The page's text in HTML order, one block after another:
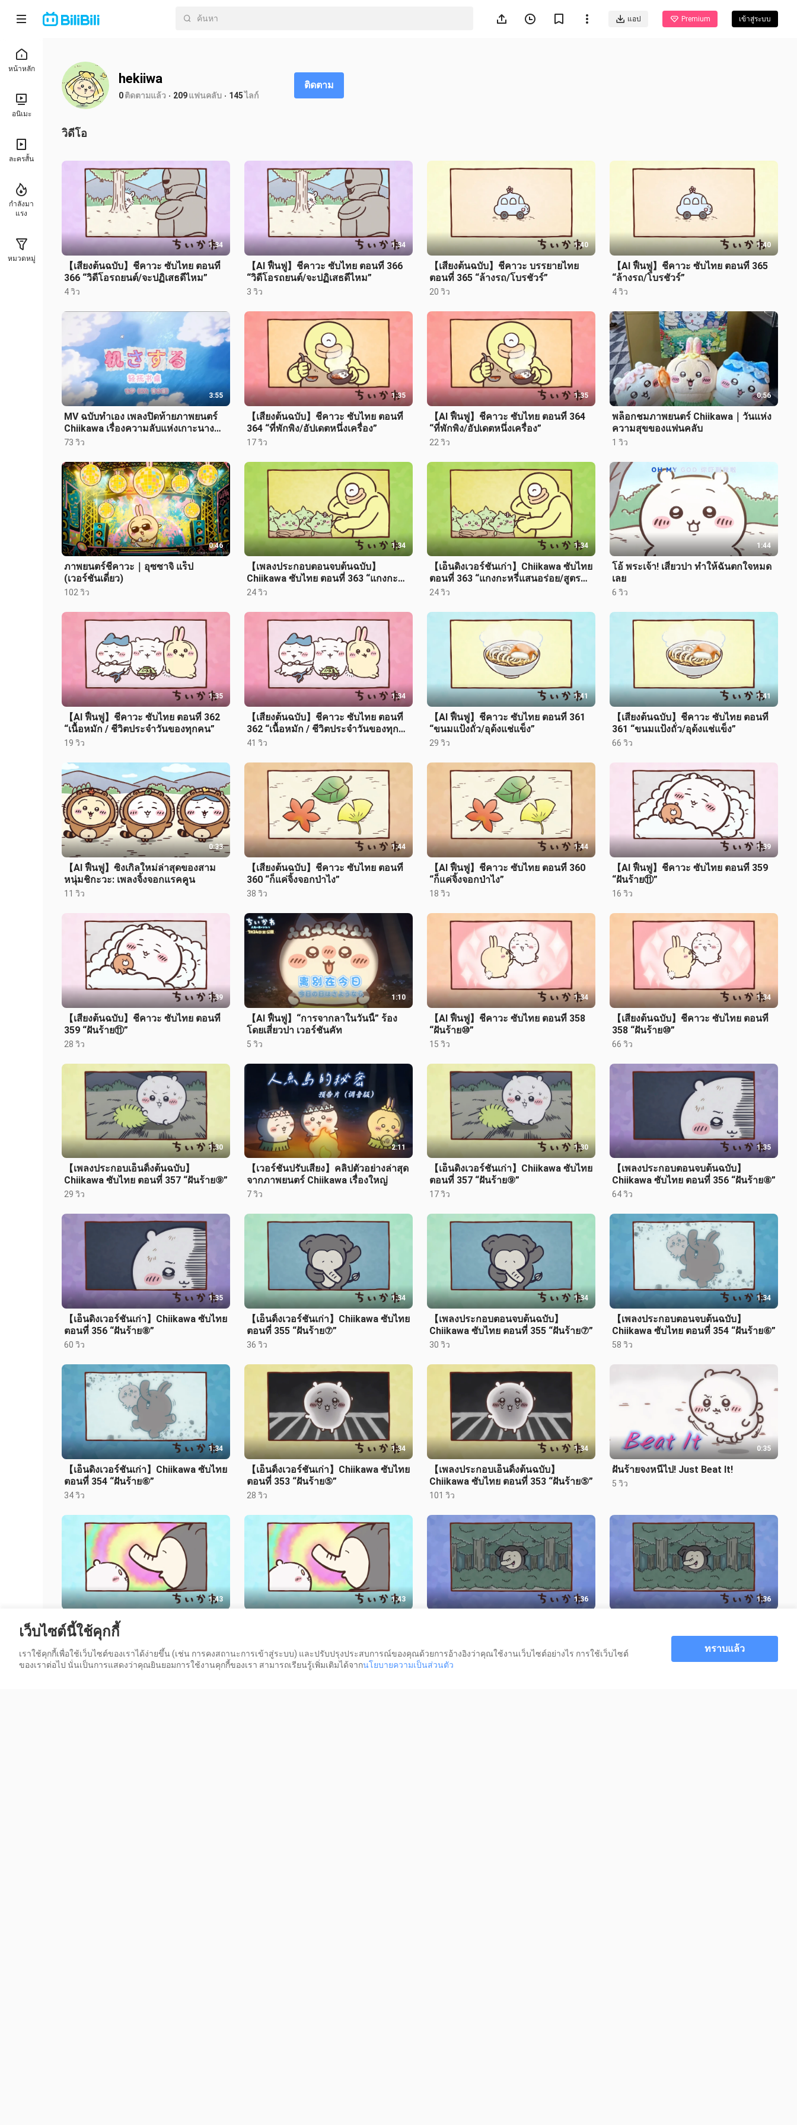
แอป Premium เข้าสู่ระบบ
หน้าหลัก
อนิเมะ
ละครสั้น
กำลังมา
แรง
หมวดหมู่
hekiiwa
0ติดตามแล้ว 209แฟนคลับ 145ไลก์
ติดตาม
วิดีโอ
1:34
【เสียงต้นฉบับ】ชีคาวะ ซับไทย ตอนที่
366 “วิดีโอรถยนต์/จะปฏิเสธดีไหม”
4 วิว
1:34
【AI ฟื้นฟู】ชีคาวะ ซับไทย ตอนที่ 366
“วิดีโอรถยนต์/จะปฏิเสธดีไหม”
3 วิว
1:40
【เสียงต้นฉบับ】ชีคาวะ บรรยายไทย
ตอนที่ 365 “ล้างรถ/โบรชัวร์”
20 วิว
1:40
【AI ฟื้นฟู】ชีคาวะ ซับไทย ตอนที่ 365
“ล้างรถ/โบรชัวร์”
4 วิว
3:55
MV ฉบับทำเอง เพลงปิดท้ายภาพยนตร์
Chiikawa เรื่องความลับแห่งเกาะนาง
เงือก “Kisarasuru”
73 วิว
1:35
【เสียงต้นฉบับ】ชีคาวะ ซับไทย ตอนที่
364 “ที่พักพิง/อัปเดตหนึ่งเครื่อง”
17 วิว
1:35
【AI ฟื้นฟู】ชีคาวะ ซับไทย ตอนที่ 364
“ที่พักพิง/อัปเดตหนึ่งเครื่อง”
22 วิว
0:56
พล็อกชมภาพยนตร์ Chiikawa｜วันแห่ง
ความสุขของแฟนคลับ
1 วิว
0:46
ภาพยนตร์ชีคาวะ｜อุซซาจิ แร็ป
(เวอร์ชันเดี่ยว)
102 วิว
1:34
【เพลงประกอบตอนจบต้นฉบับ】
Chiikawa ซับไทย ตอนที่ 363 “แกงกะหรี่
แสนอร่อย/สูตรลับเฉพาะ”
24 วิว
1:34
【เอ็นดิงเวอร์ชันเก่า】Chiikawa ซับไทย
ตอนที่ 363 “แกงกะหรี่แสนอร่อย/สูตรลับ
เฉพาะ”
24 วิว
1:44
โอ้ พระเจ้า! เสี่ยวปา ทำให้ฉันตกใจหมด
เลย
6 วิว
1:35
【AI ฟื้นฟู】ชีคาวะ ซับไทย ตอนที่ 362
“เนื้อหมัก / ชีวิตประจำวันของทุกคน”
19 วิว
1:34
【เสียงต้นฉบับ】ชีคาวะ ซับไทย ตอนที่
362 “เนื้อหมัก / ชีวิตประจำวันของทุก
คน”
41 วิว
1:41
【AI ฟื้นฟู】ชีคาวะ ซับไทย ตอนที่ 361
“ขนมแป้งถั่ว/อุด้งแช่แข็ง”
29 วิว
1:41
【เสียงต้นฉบับ】ชีคาวะ ซับไทย ตอนที่
361 “ขนมแป้งถั่ว/อุด้งแช่แข็ง”
66 วิว
0:33
【AI ฟื้นฟู】ซิงเกิลใหม่ล่าสุดของสาม
หนุ่มชิกะวะ: เพลงจิ้งจอกแรคคูน
11 วิว
1:44
【เสียงต้นฉบับ】ชีคาวะ ซับไทย ตอนที่
360 “ก็แค่จิ้งจอกป่าไง”
38 วิว
1:44
【AI ฟื้นฟู】ชีคาวะ ซับไทย ตอนที่ 360
“ก็แค่จิ้งจอกป่าไง”
18 วิว
1:39
【AI ฟื้นฟู】ชีคาวะ ซับไทย ตอนที่ 359
“ฝันร้าย⑪”
16 วิว
1:39
【เสียงต้นฉบับ】ชีคาวะ ซับไทย ตอนที่
359 “ฝันร้าย⑪”
28 วิว
1:10
【AI ฟื้นฟู】“การจากลาในวันนี้” ร้อง
โดยเสี่ยวปา เวอร์ชันคัท
5 วิว
1:34
【AI ฟื้นฟู】ชีคาวะ ซับไทย ตอนที่ 358
“ฝันร้าย⑩”
15 วิว
1:34
【เสียงต้นฉบับ】ชีคาวะ ซับไทย ตอนที่
358 “ฝันร้าย⑩”
66 วิว
1:30
【เพลงประกอบเอ็นดิ้งต้นฉบับ】
Chiikawa ซับไทย ตอนที่ 357 “ฝันร้าย⑨”
29 วิว
2:11
【เวอร์ชันปรับเสียง】คลิปตัวอย่างล่าสุด
จากภาพยนตร์ Chiikawa เรื่องใหญ่
7 วิว
1:30
【เอ็นดิงเวอร์ชันเก่า】Chiikawa ซับไทย
ตอนที่ 357 “ฝันร้าย⑨”
17 วิว
1:35
【เพลงประกอบตอนจบต้นฉบับ】
Chiikawa ซับไทย ตอนที่ 356 “ฝันร้าย⑧”
64 วิว
1:35
【เอ็นดิงเวอร์ชันเก่า】Chiikawa ซับไทย
ตอนที่ 356 “ฝันร้าย⑧”
60 วิว
1:34
【เอ็นดิ้งเวอร์ชันเก่า】Chiikawa ซับไทย
ตอนที่ 355 “ฝันร้าย⑦”
36 วิว
1:34
【เพลงประกอบตอนจบต้นฉบับ】
Chiikawa ซับไทย ตอนที่ 355 “ฝันร้าย⑦”
30 วิว
1:34
【เพลงประกอบตอนจบต้นฉบับ】
Chiikawa ซับไทย ตอนที่ 354 “ฝันร้าย⑥”
58 วิว
1:34
【เอ็นดิงเวอร์ชันเก่า】Chiikawa ซับไทย
ตอนที่ 354 “ฝันร้าย⑥”
34 วิว
1:34
【เอ็นดิ้งเวอร์ชันเก่า】Chiikawa ซับไทย
ตอนที่ 353 “ฝันร้าย⑤”
28 วิว
1:34
【เพลงประกอบเอ็นดิ้งต้นฉบับ】
Chiikawa ซับไทย ตอนที่ 353 “ฝันร้าย⑤”
101 วิว
0:35
ฝันร้ายจงหนีไป! Just Beat It!
5 วิว
1:43
【AI ฟื้นฟู】ชีคาวะ ซับไทย ตอนที่ 352
“ฝันร้าย④”
1:43 1:36 1:36
เว็บไซต์นี้ใช้คุกกี้
เราใช้คุกกี้เพื่อใช้เว็บไซต์ของเราได้ง่ายขึ้น (เช่น การคงสถานะการเข้าสู่ระบบ) และปรับปรุงประสบการณ์ของคุณด้วยการอ้างอิงว่าคุณใช้งานเว็บไซต์อย่างไร การใช้เว็บไซต์
ของเราต่อไป นั่นเป็นการแสดงว่าคุณยินยอมการใช้งานคุกกี้ของเรา สามารถเรียนรู้เพิ่มเติมได้จากนโยบายความเป็นส่วนตัว
ทราบแล้ว